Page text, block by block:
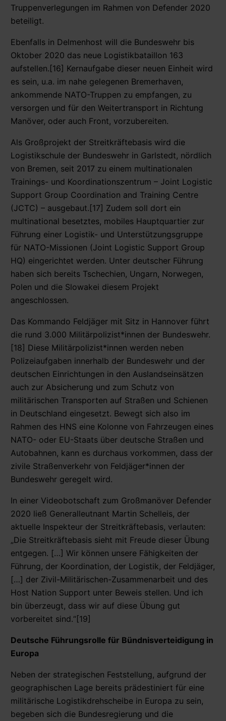
Truppenverlegungen im Rahmen von Defender 2020
beteiligt.
Ebenfalls in Delmenhost will die Bundeswehr bis
Oktober 2020 das neue Logistikbataillon 163
aufstellen.[16] Kernaufgabe dieser neuen Einheit wird
es sein, u.a. im nahe gelegenen Bremerhaven,
ankommende NATO-Truppen zu empfangen, zu
versorgen und für den Weitertransport in Richtung
Manöver, oder auch Front, vorzubereiten.
Als Großprojekt der Streitkräftebasis wird die
Logistikschule der Bundeswehr in Garlstedt, nördlich
von Bremen, seit 2017 zu einem multinationalen
Trainings- und Koordinationszentrum – Joint Logistic
Support Group Coordination and Training Centre
(JCTC) – ausgebaut.[17] Zudem soll dort ein
multinational besetztes, mobiles Hauptquartier zur
Führung einer Logistik- und Unterstützungsgruppe
für NATO-Missionen (Joint Logistic Support Group
HQ) eingerichtet werden. Unter deutscher Führung
haben sich bereits Tschechien, Ungarn, Norwegen,
Polen und die Slowakei diesem Projekt
angeschlossen.
Das Kommando Feldjäger mit Sitz in Hannover führt
die rund 3.000 Militärpolizist*innen der Bundeswehr.
[18] Diese Militärpolizist*innen werden neben
Polizeiaufgaben innerhalb der Bundeswehr und der
deutschen Einrichtungen in den Auslandseinsätzen
auch zur Absicherung und zum Schutz von
militärischen Transporten auf Straßen und Schienen
in Deutschland eingesetzt. Bewegt sich also im
Rahmen des HNS eine Kolonne von Fahrzeugen eines
NATO- oder EU-Staats über deutsche Straßen und
Autobahnen, kann es durchaus vorkommen, dass der
zivile Straßenverkehr von Feldjäger*innen der
Bundeswehr geregelt wird.
In einer Videobotschaft zum Großmanöver Defender
2020 ließ Generalleutnant Martin Schelleis, der
aktuelle Inspekteur der Streitkräftebasis, verlauten:
„Die Streitkräftebasis sieht mit Freude dieser Übung
entgegen. […] Wir können unsere Fähigkeiten der
Führung, der Koordination, der Logistik, der Feldjäger,
[…] der Zivil-Militärischen-Zusammenarbeit und des
Host Nation Support unter Beweis stellen. Und ich
bin überzeugt, dass wir auf diese Übung gut
vorbereitet sind.“[19]
Deutsche Führungsrolle für Bündnisverteidigung in
Europa
Neben der strategischen Feststellung, aufgrund der
geographischen Lage bereits prädestiniert für eine
militärische Logistikdrehscheibe in Europa zu sein,
begeben sich die Bundesregierung und die